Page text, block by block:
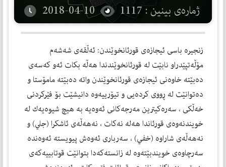
ژمارەی بینین : 1117 2018-04-10
زنجیره‌ باسی ئیجازه‌ی قورئانخوێندن: ئه‌ڵقه‌ی شه‌شه‌م
مۆڵه‌تپێدراو نابێت له‌ قورئانخوێندندا هه‌ڵه‌ بكات ئه‌و كه‌سه‌ی
ده‌بێته‌ خاوه‌نی ئیجازه‌ی قورئانخوێندن واته‌ ده‌بێته‌ مامۆستا و
ده‌توانێت له‌ ڕووی كرده‌یی و تیۆرییه‌وه‌ دانیشێت بۆ فێركردنی
خه‌ڵكی ، سه‌ره‌كیترین مه‌رجه‌كانی ئه‌وه‌یه‌ به‌ هیچ شیوه‌یه‌ك له‌
خویندنه‌وه‌ی قورئاندا هه‌له‌ نه‌كات ، نه‌هه‌ڵه‌ی ئاشكرا (جلي) و
نه‌هه‌ڵه‌ی شاراوه‌ (خفي) ، سه‌رباری ئه‌وه‌ش پیویسته‌ ئه‌وه‌نده‌
سه‌رچاوه‌ی خویندبێته‌وه‌ له‌ زانسته‌كه‌دا بتوانێت قوتابییه‌كه‌ی